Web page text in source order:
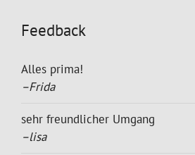
Feedback
Alles prima!
–Frida
sehr freundlicher Umgang
–lisa